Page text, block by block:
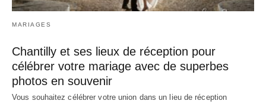
MARIAGES
Chantilly et ses lieux de réception pour
célébrer votre mariage avec de superbes
photos en souvenir
Vous souhaitez célébrer votre union dans un lieu de réception